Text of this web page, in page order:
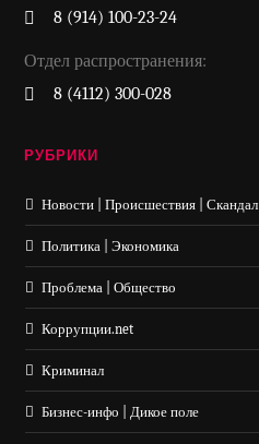
8 (914) 100-23-24
Отдел распространения:
8 (4112) 300-028
РУБРИКИ
Новости | Происшествия | Скандал
Политика | Экономика
Проблема | Общество
Коррупции.net
Криминал
Бизнес-инфо | Дикое поле